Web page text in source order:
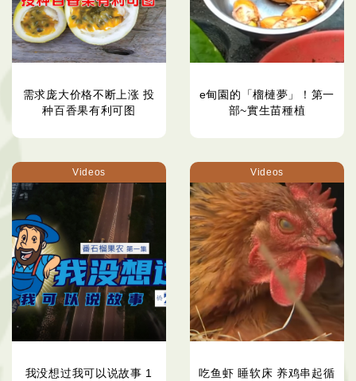
需求庞大价格不断上涨 投
种百香果有利可图
e甸園的「榴槤夢」！第一
部~實生苗種植
Videos
我没想过我可以说故事 1
Videos
吃鱼虾 睡软床 养鸡串起循